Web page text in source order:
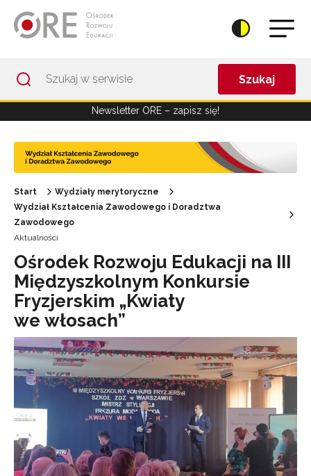
Szukaj
Newsletter ORE – zapisz się!
Start
Wydziały merytoryczne
Wydział Kształcenia Zawodowego i Doradztwa
Zawodowego
Aktualności
Ośrodek Rozwoju Edukacji na III
Międzyszkolnym Konkursie
Fryzjerskim „Kwiaty
we włosach”